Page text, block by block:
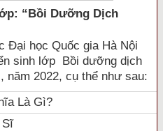
“bồi Dưỡng Dịch
Đại học Quốc gia Hà Nội
sinh lớp Bồi dưỡng dịch
2022, cụ thể như sau:
Là Gì?
Sĩ